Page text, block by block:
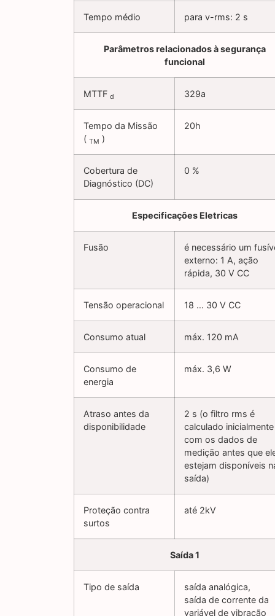
Tempo médio para v-rms: 2 s
Parâmetros relacionados à segurança
funcional
MTTF d 329a
Tempo da Missão
( TM )
20h
Cobertura de
Diagnóstico (DC)
0 %
Especificações Eletricas
Fusão
é necessário um
externo: 1 A, ação
rápida, 30 V CC
Tensão operacional 18 … 30 V CC
Consumo atual máx. 120 mA
Consumo de
energia
máx. 3,6 W
Atraso antes da
disponibilidade
2 s (o filtro rms é
calculado inicialmente
com os dados de
medição antes que
estejam disponíveis
saída)
Proteção contra
surtos
até 2kV
Saída 1
Tipo de saída
saída analógica,
saída de corrente da
variável de vibração